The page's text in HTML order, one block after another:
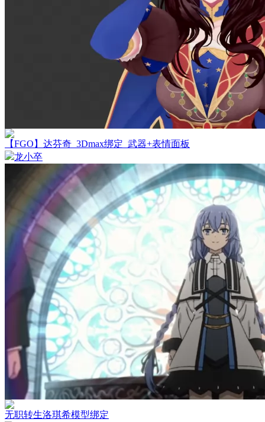
【FGO】达芬奇_3Dmax绑定_武器+表情面板
龙小卒
无职转生洛琪希模型绑定